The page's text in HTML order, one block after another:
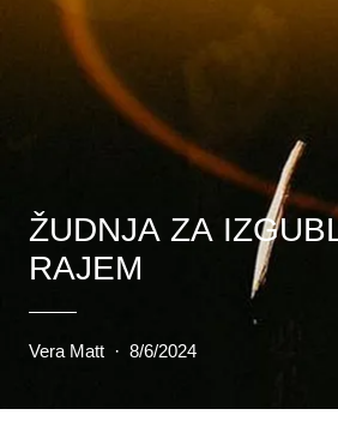
ŽUDNJA ZA
RAJEM
Vera Matt · 8/6/2024